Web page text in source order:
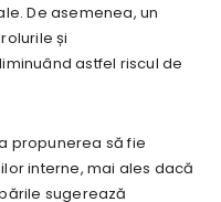
De asemenea, un
și
astfel riscul de
propunerea să fie
interne, mai ales dacă
sugerează